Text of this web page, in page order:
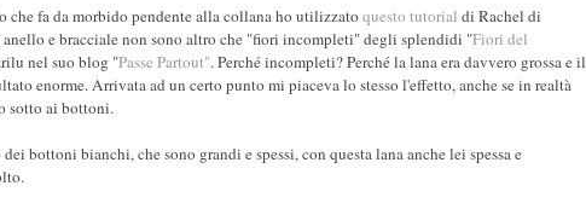
che fa da morbido pendente alla collana ho utilizzato questo tutorial di Rachel di
anello e bracciale non sono altro che "fiori incompleti" degli splendidi "Fiori del
nel suo blog "Passe Partout". Perché incompleti? Perché la lana era davvero grossa e il
enorme. Arrivata ad un certo punto mi piaceva lo stesso l'effetto, anche se in realtà
sotto ai bottoni.
bottoni bianchi, che sono grandi e spessi, con questa lana anche lei spessa e